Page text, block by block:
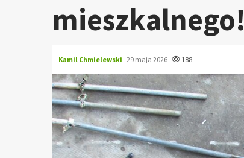
mieszkalnego!
Kamil Chmielewski 29 maja 2026 188